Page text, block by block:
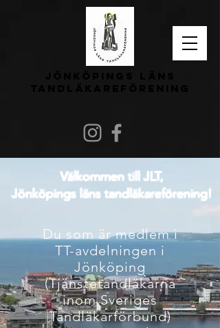
Välkommen till JLT,
Jönköpings läns tandläkareförening!
Du som är medlem i
TT-avdelningen i
Jönköping
(Tjänstetandläkarna
inom Sveriges
Tandläkarförbund)